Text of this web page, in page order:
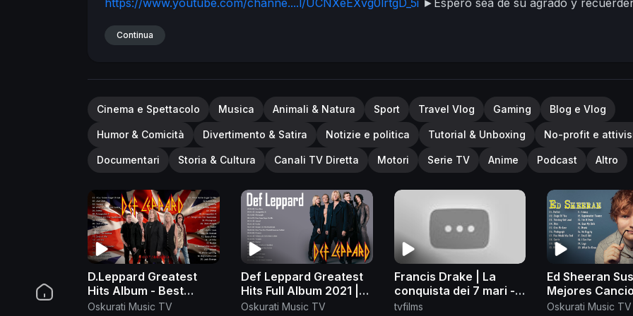
https://www.youtube.com/channe....l/UCNXeEXvg0lrtgD_5i ►Espero sea de su agrado y
Continua
Cinema e Spettacolo Musica Animali & Natura Sport Travel Vlog Gaming Blog e Vlog
Humor & Comicità Divertimento & Satira Notizie e politica Tutorial & Unboxing No-profit e
Documentari Storia & Cultura Canali TV Diretta Motori Serie TV Anime Podcast Altro
D.Leppard Greatest
Hits Album - Best
Songs Of D.Leppard
Oskurati Music TV
Def Leppard Greatest
Hits Full Album 2021 |
Best Songs Of Def
Oskurati Music TV
Francis Drake | La
conquista dei 7 mari -
Alessandro Barbero
tvfilms
Ed Sheeran Sus
Mejores
2018 - Ed
Oskurati Music TV